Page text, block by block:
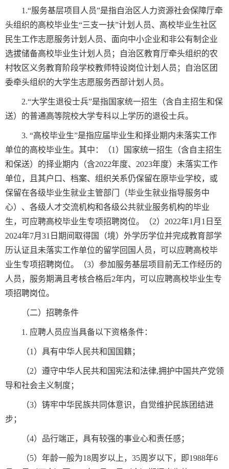
1.“服务基层项目人员”是指自治区人力资源社会保障厅牵
头组织的高校毕业生“三支一扶”计划人员、高校毕业生社区
民生工作志愿服务计划人员、面向中小企业和非公有制企业
选拔储备高校毕业生计划人员；自治区教育厅牵头组织的农
村牧区义务教育阶段学校教师特设岗位计划人员；自治区团
委牵头组织的大学生志愿服务西部计划人员。
2.“大学生退役士兵”是指国家统一招生（含自主招生和保
送）的普通高等院校大学专科以上学历的退役士兵。
3. “高校毕业生”是指应届毕业生和择业期内未落实工作
单位的高校毕业生。其中：（1）国家统一招生（含自主招生
和保送）的择业期内（含2022年度、2023年度）未落实工作
单位，且其户口、档案、组织关系仍保留在原毕业学校，或
保留在各级毕业生就业主管部门（毕业生就业指导服务中
心）、各级人才交流机构和各级公共就业服务机构的毕业
生，可应聘高校毕业生专项招聘岗位。（2）2022年1月1日至
2024年7月31日期间取得国（境）外学历学位并完成教育部学
历认证且未落实工作单位的留学回国人员，可以应聘高校毕
业生专项招聘岗位。（3）参加服务基层项目前无工作经历的
人员，服务期满且考核合格后2年内，可以应聘高校毕业生专
项招聘岗位。
（二）招聘条件
1. 应聘人员应当具备以下资格条件：
（1）具有中华人民共和国国籍；
（2）遵守中华人民共和国宪法和法律,拥护中国共产党领
导和社会主义制度；
（3）铸牢中华民族共同体意识，自觉维护民族团结进
步；
（4）品行端正，具有较强的事业心和责任感；
（5）年龄一般为18周岁以上，35周岁以下，即1988年6